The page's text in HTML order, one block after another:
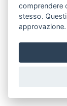
comprendere
stesso.
approvazione.